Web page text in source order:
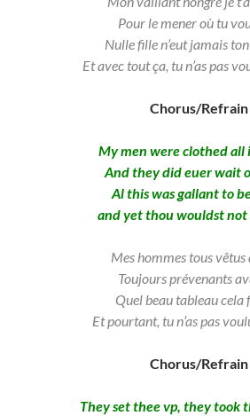
Pour le mener où tu
Nulle fille n’eut jamais
Et avec tout ça, tu n’as pas
Chorus/Refrain
My men were clothed all
And they did euer wait
Al this was gallant to
and yet thou wouldst not
Mes hommes tous vêtus
Toujours prévenants
Quel beau tableau cela
Et pourtant, tu n’as pas
Chorus/Refrain
They set thee vp, they took